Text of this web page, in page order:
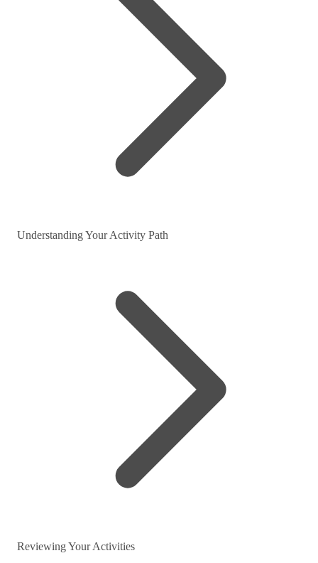
Understanding Your Activity Path
Reviewing Your Activities